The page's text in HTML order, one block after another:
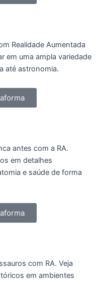
Realidade Aumentada
em uma ampla variedade
até astronomia.
antes com a RA.
em detalhes
e saúde de forma
com RA. Veja
em ambientes